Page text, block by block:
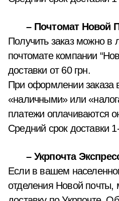
– Почтомат Новой
Получить заказ можно
почтомате компании
доставки от 60 грн.
При оформлении заказа
«наличными» или
платежи оплачиваются
Средний срок доставки
– Укрпочта
Если в вашем
отделения Новой